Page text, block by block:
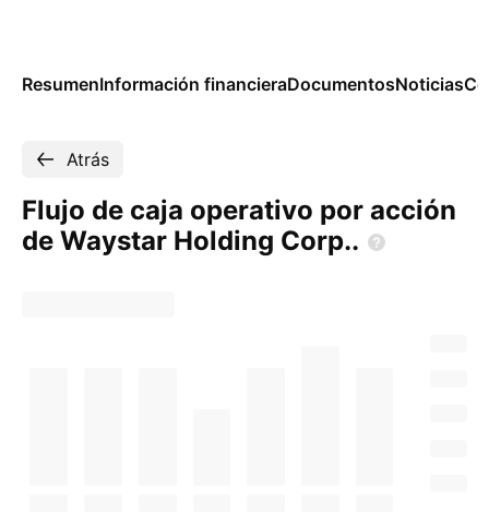
ResumenInformación financieraDocumentosNoticias
Atrás
Flujo de caja operativo por acción
de Waystar Holding Corp..